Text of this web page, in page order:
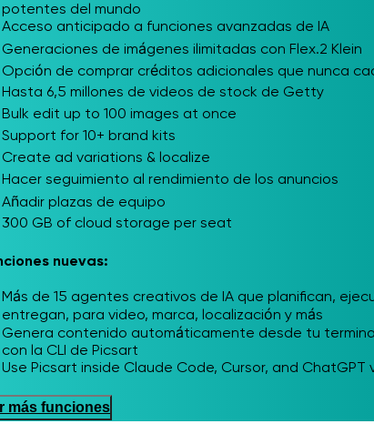
potentes del mundo
Acceso anticipado a funciones avanzadas de IA
Generaciones de imágenes ilimitadas con Flex.2 Klein
Opción de comprar créditos adicionales que nunca
Hasta 6,5 millones de videos de stock de Getty
Bulk edit up to 100 images at once
Support for 10+ brand kits
Create ad variations & localize
Hacer seguimiento al rendimiento de los anuncios
Añadir plazas de equipo
300 GB of cloud storage per seat
nuevas:
Más de 15 agentes creativos de IA que planifican,
entregan, para video, marca, localización y más
Genera contenido automáticamente desde tu
con la CLI de Picsart
Use Picsart inside Claude Code, Cursor, and ChatGPT
más funciones